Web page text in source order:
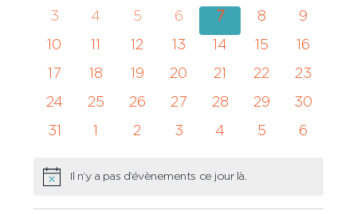
vues
Évènements
évènementsévènementsévènements
évènementsévènementsévènements
0
évènements
3
0
évènements
4
0
évènements
5
0
évènements
6
0
évènements
7
0
évènements
8
0
9
0
évènements
10
0
évènements
11
0
évènements
12
0
évènements
13
0
évènements
14
0
évènements
15
0
16
0
évènements
17
0
évènements
18
0
évènements
19
0
évènements
20
0
évènements
21
0
évènements
22
0
23
0
évènements
24
0
évènements
25
0
évènements
26
0
évènements
27
0
évènements
28
0
évènements
29
0
30
0
31
01
0
2
0
3
0
4
0
5
0
6
Notice
Il n’y a pas d’évènements ce jour là.